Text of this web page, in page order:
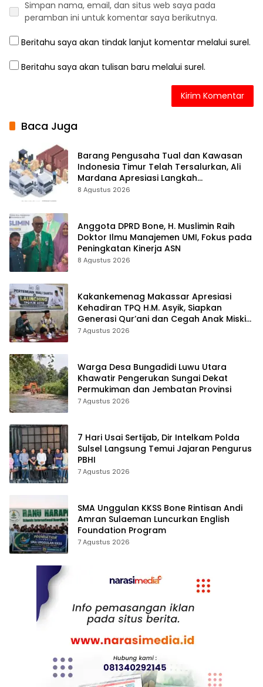
Simpan nama, email, dan situs web saya pada
peramban ini untuk komentar saya berikutnya.
Beritahu saya akan tindak lanjut komentar melalui surel.
Beritahu saya akan tulisan baru melalui surel.
Baca Juga
Barang Pengusaha Tual dan Kawasan
Indonesia Timur Telah Tersalurkan, Ali
Mardana Apresiasi Langkah
Penyelesaian PT Afid Logistik dan PT
8 Agustus 2026
Anggota DPRD Bone, H. Muslimin Raih
Doktor Ilmu Manajemen UMI, Fokus pada
Peningkatan Kinerja ASN
8 Agustus 2026
Kakankemenag Makassar Apresiasi
Kehadiran TPQ H.M. Asyik, Siapkan
Generasi Qur’ani dan Cegah Anak Miskin
Spiritualitas
7 Agustus 2026
Warga Desa Bungadidi Luwu Utara
Khawatir Pengerukan Sungai Dekat
Permukiman dan Jembatan Provinsi
7 Agustus 2026
7 Hari Usai Sertijab, Dir Intelkam Polda
Sulsel Langsung Temui Jajaran Pengurus
PBHI
7 Agustus 2026
SMA Unggulan KKSS Bone Rintisan Andi
Amran Sulaeman Luncurkan English
Foundation Program
7 Agustus 2026